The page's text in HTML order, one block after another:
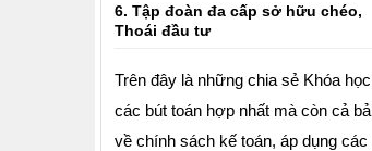
6. Tập đoàn đa cấp sở hữu chéo,
Thoái đầu tư
Trên đây là những chia sẻ Khóa
các bút toán hợp nhất mà còn cả
về chính sách kế toán, áp dụng